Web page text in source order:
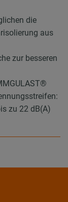
die
aus
zur besseren
zu 22 dB(A)